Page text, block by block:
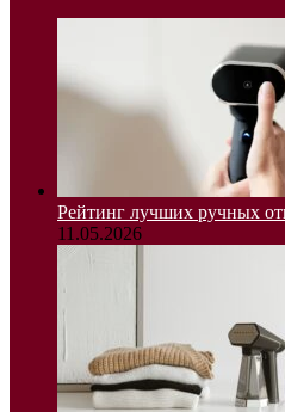
Рейтинг лучших ручных
11.05.2026